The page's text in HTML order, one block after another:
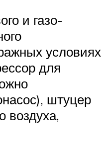
и газо-
условиях
для
штуцер
воздуха,